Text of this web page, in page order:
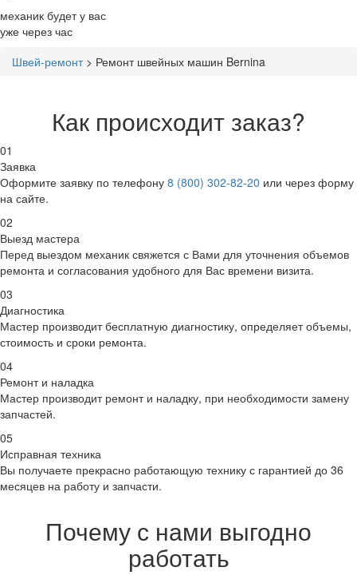
механик будет у вас
уже через час
Швей-ремонт> Ремонт швейных машин Bernina
Как происходит заказ?
01
Заявка
Оформите заявку по телефону 8 (800) 302-82-20 или через форму
на сайте.
02
Выезд мастера
Перед выездом механик свяжется с Вами для уточнения объемов
ремонта и согласования удобного для Вас времени визита.
03
Диагностика
Мастер производит бесплатную диагностику, определяет объемы,
стоимость и сроки ремонта.
04
Ремонт и наладка
Мастер производит ремонт и наладку, при необходимости замену
запчастей.
05
Исправная техника
Вы получаете прекрасно работающую технику с гарантией до 36
месяцев на работу и запчасти.
Почему с нами выгодно
работать